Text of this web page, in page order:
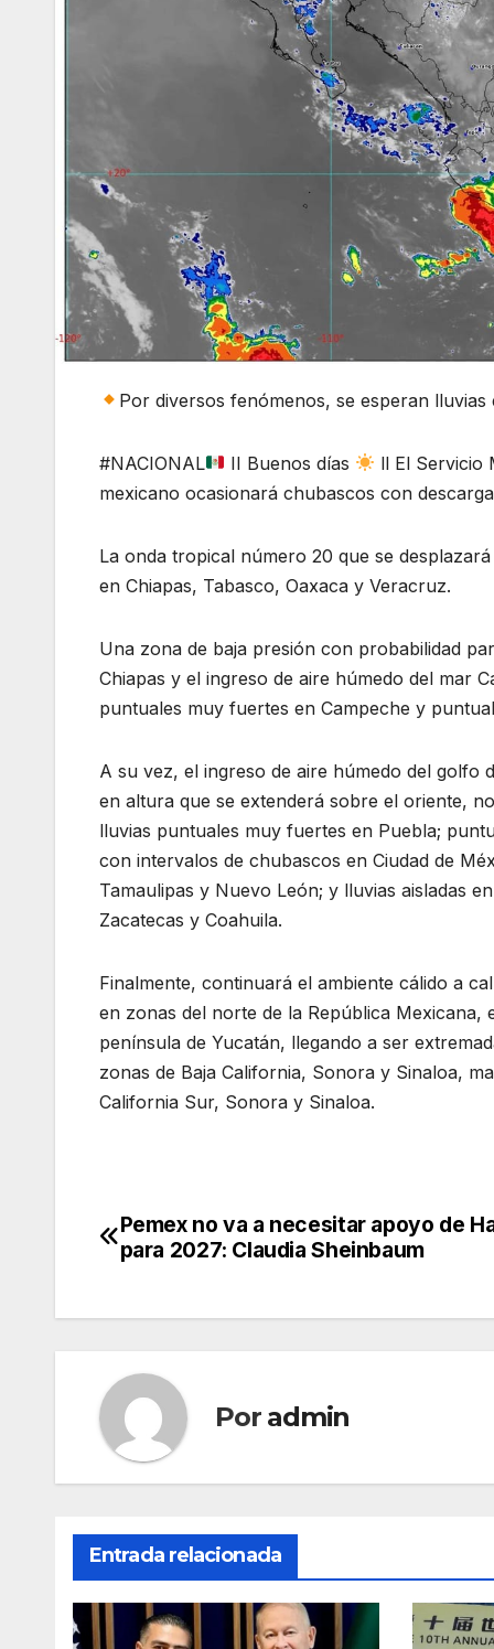
Por diversos fenómenos, se esperan
#NACIONAL II Buenos días
ll El Servicio
mexicano ocasionará chubascos con
La onda tropical número 20 que se
en Chiapas, Tabasco, Oaxaca y Veracruz.
Una zona de baja presión con probabilidad
Chiapas y el ingreso de aire húmedo del mar
puntuales muy fuertes en Campeche y
A su vez, el ingreso de aire húmedo del
en altura que se extenderá sobre el oriente,
lluvias puntuales muy fuertes en Puebla;
con intervalos de chubascos en Ciudad de
Tamaulipas y Nuevo León; y lluvias aisladas
Zacatecas y Coahuila.
Finalmente, continuará el ambiente cálido a
en zonas del norte de la República
península de Yucatán, llegando a ser
zonas de Baja California, Sonora y Sinaloa,
California Sur, Sonora y Sinaloa.
Navegación
entradas
Pemex no va a necesitar apoyo de
para 2027: Claudia Sheinbaum
Por admin
Entrada relacionada